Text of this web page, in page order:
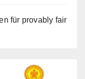
für provably fair